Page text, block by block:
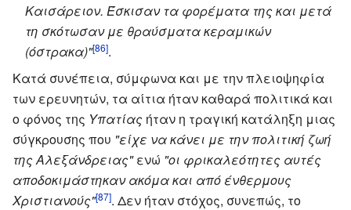
Καισάρειον. Έσκισαν τα φορέματα της και μετά
τη σκότωσαν με θραύσματα κεραμικών
(όστρακα)"[86].
Κατά συνέπεια, σύμφωνα και με την πλειοψηφία
των ερευνητών, τα αίτια ήταν καθαρά πολιτικά και
ο φόνος της Υπατίας ήταν η τραγική κατάληξη μιας
σύγκρουσης που "είχε να κάνει με την πολιτική ζωή
της Αλεξάνδρειας"ενώ "οι φρικαλεότητες αυτές
αποδοκιμάστηκαν ακόμα και από ένθερμους
Χριστιανούς"[87]. Δεν ήταν στόχος, συνεπώς, το